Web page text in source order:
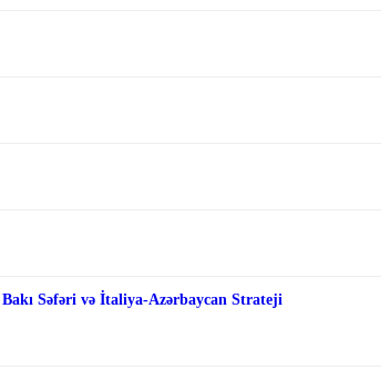
Səfəri və İtaliya-Azərbaycan Strateji